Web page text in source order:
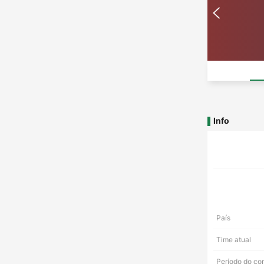
Info
País
Time atual
Período do